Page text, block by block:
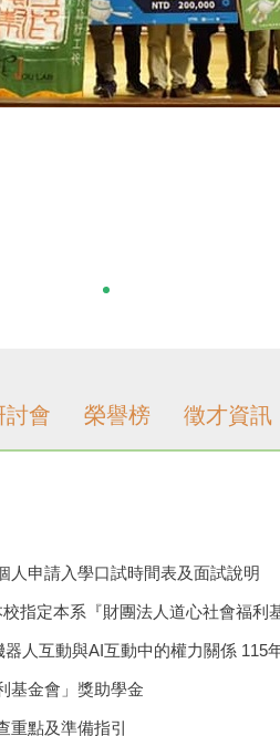
討會 榮譽榜 徵才資訊
人申請入學口試時間表及面試說明
指定本系『財團法人道心社會福利
人互動與AI互動中的權力關係 115
基金會」獎助學金
重點及準備指引